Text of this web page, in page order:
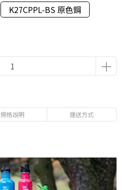
K27CPPL-BS 原色鋼
規格說明 運送方式